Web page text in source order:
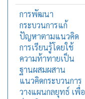
การพัฒนา
กระบวนการแก้
ปัญหาตามแนวคิด
การเรียนรู้โดยใช้
ความท้าทายเป็น
ฐานผสมผสาน
แนวคิดกระบวนการ
วางแผนกลยุทธ์ เพื่อ